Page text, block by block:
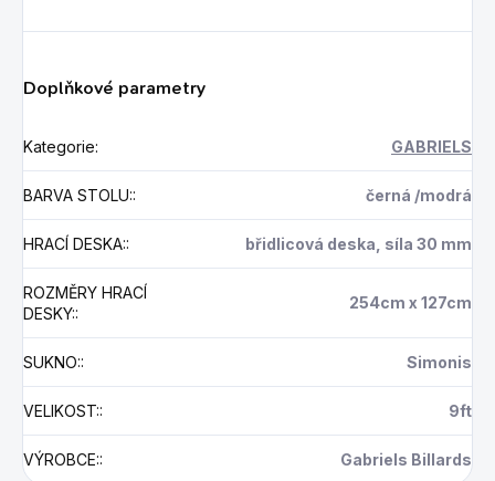
Doplňkové parametry
Kategorie: GABRIELS
BARVA STOLU:: černá /modrá
HRACÍ DESKA:: břidlicová deska, síla 30 mm
ROZMĚRY HRACÍ
DESKY::
254cm x 127cm
SUKNO:: Simonis
VELIKOST:: 9ft
VÝROBCE:: Gabriels Billards